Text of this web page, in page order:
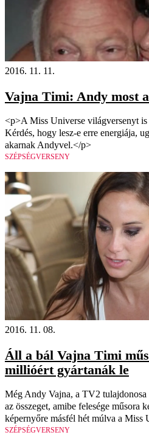
2016. 11. 11.
Vajna Timi: Andy most
<p>A Miss Universe világversenyt
Kérdés, hogy lesz-e erre energiája,
akarnak Andyvel.</p>
SZÉPSÉGVERSENY
2016. 11. 08.
Áll a bál Vajna Timi
millióért gyártanák le
Még Andy Vajna, a TV2 tulajdonosa
az összeget, amibe felesége műsora
képernyőre másfél hét múlva a Miss
SZÉPSÉGVERSENY